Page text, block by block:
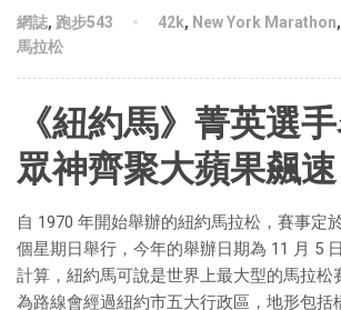
網誌, 跑步543 42k, New York Marathon,
馬拉松
《紐約馬》菁英選
眾神齊聚大蘋果飆速
自 1970 年開始舉辦的紐約馬拉松，賽事定
個星期日舉行，今年的舉辦日期為 11 月 5
計算，紐約馬可說是世界上最大型的馬拉松
為路線會經過紐約市五大行政區，地形包括